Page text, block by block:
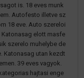
is. 18 eves munk
Autofesto illetve sz
18 eve. Auto szereloi
elott masfe
szerelo muhelybe de
Katonasag utan kezdt
39 eves vagyok.
hajtasi enge